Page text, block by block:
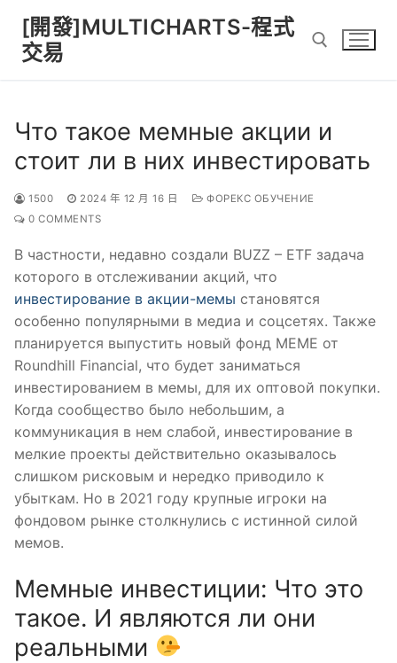
content
[開發]MULTICHARTS-程式
交易
Что такое мемные акции и
стоит ли в них инвестировать
1500 2024 年 12 月 16 日
ФОРЕКС ОБУЧЕНИЕ
0 COMMENTS
В частности, недавно создали BUZZ – ETF задача
которого в отслеживании акций, что
инвестирование в акции-мемы становятся
особенно популярными в медиа и соцсетях. Также
планируется выпустить новый фонд MEME от
Roundhill Financial, что будет заниматься
инвестированием в мемы, для их оптовой покупки.
Когда сообщество было небольшим, а
коммуникация в нем слабой, инвестирование в
мелкие проекты действительно оказывалось
слишком рисковым и нередко приводило к
убыткам. Но в 2021 году крупные игроки на
фондовом рынке столкнулись с истинной силой
мемов.
Мемные инвестиции: Что это
такое. И являются ли они
реальными